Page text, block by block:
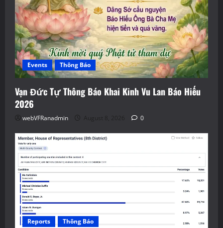
Events Thông Báo
Vạn Đức Tự Thông Báo Khai Kinh Vu Lan Báo Hiếu
2026
webVFRanadmin August 8, 2026 0
Reports Thông Báo